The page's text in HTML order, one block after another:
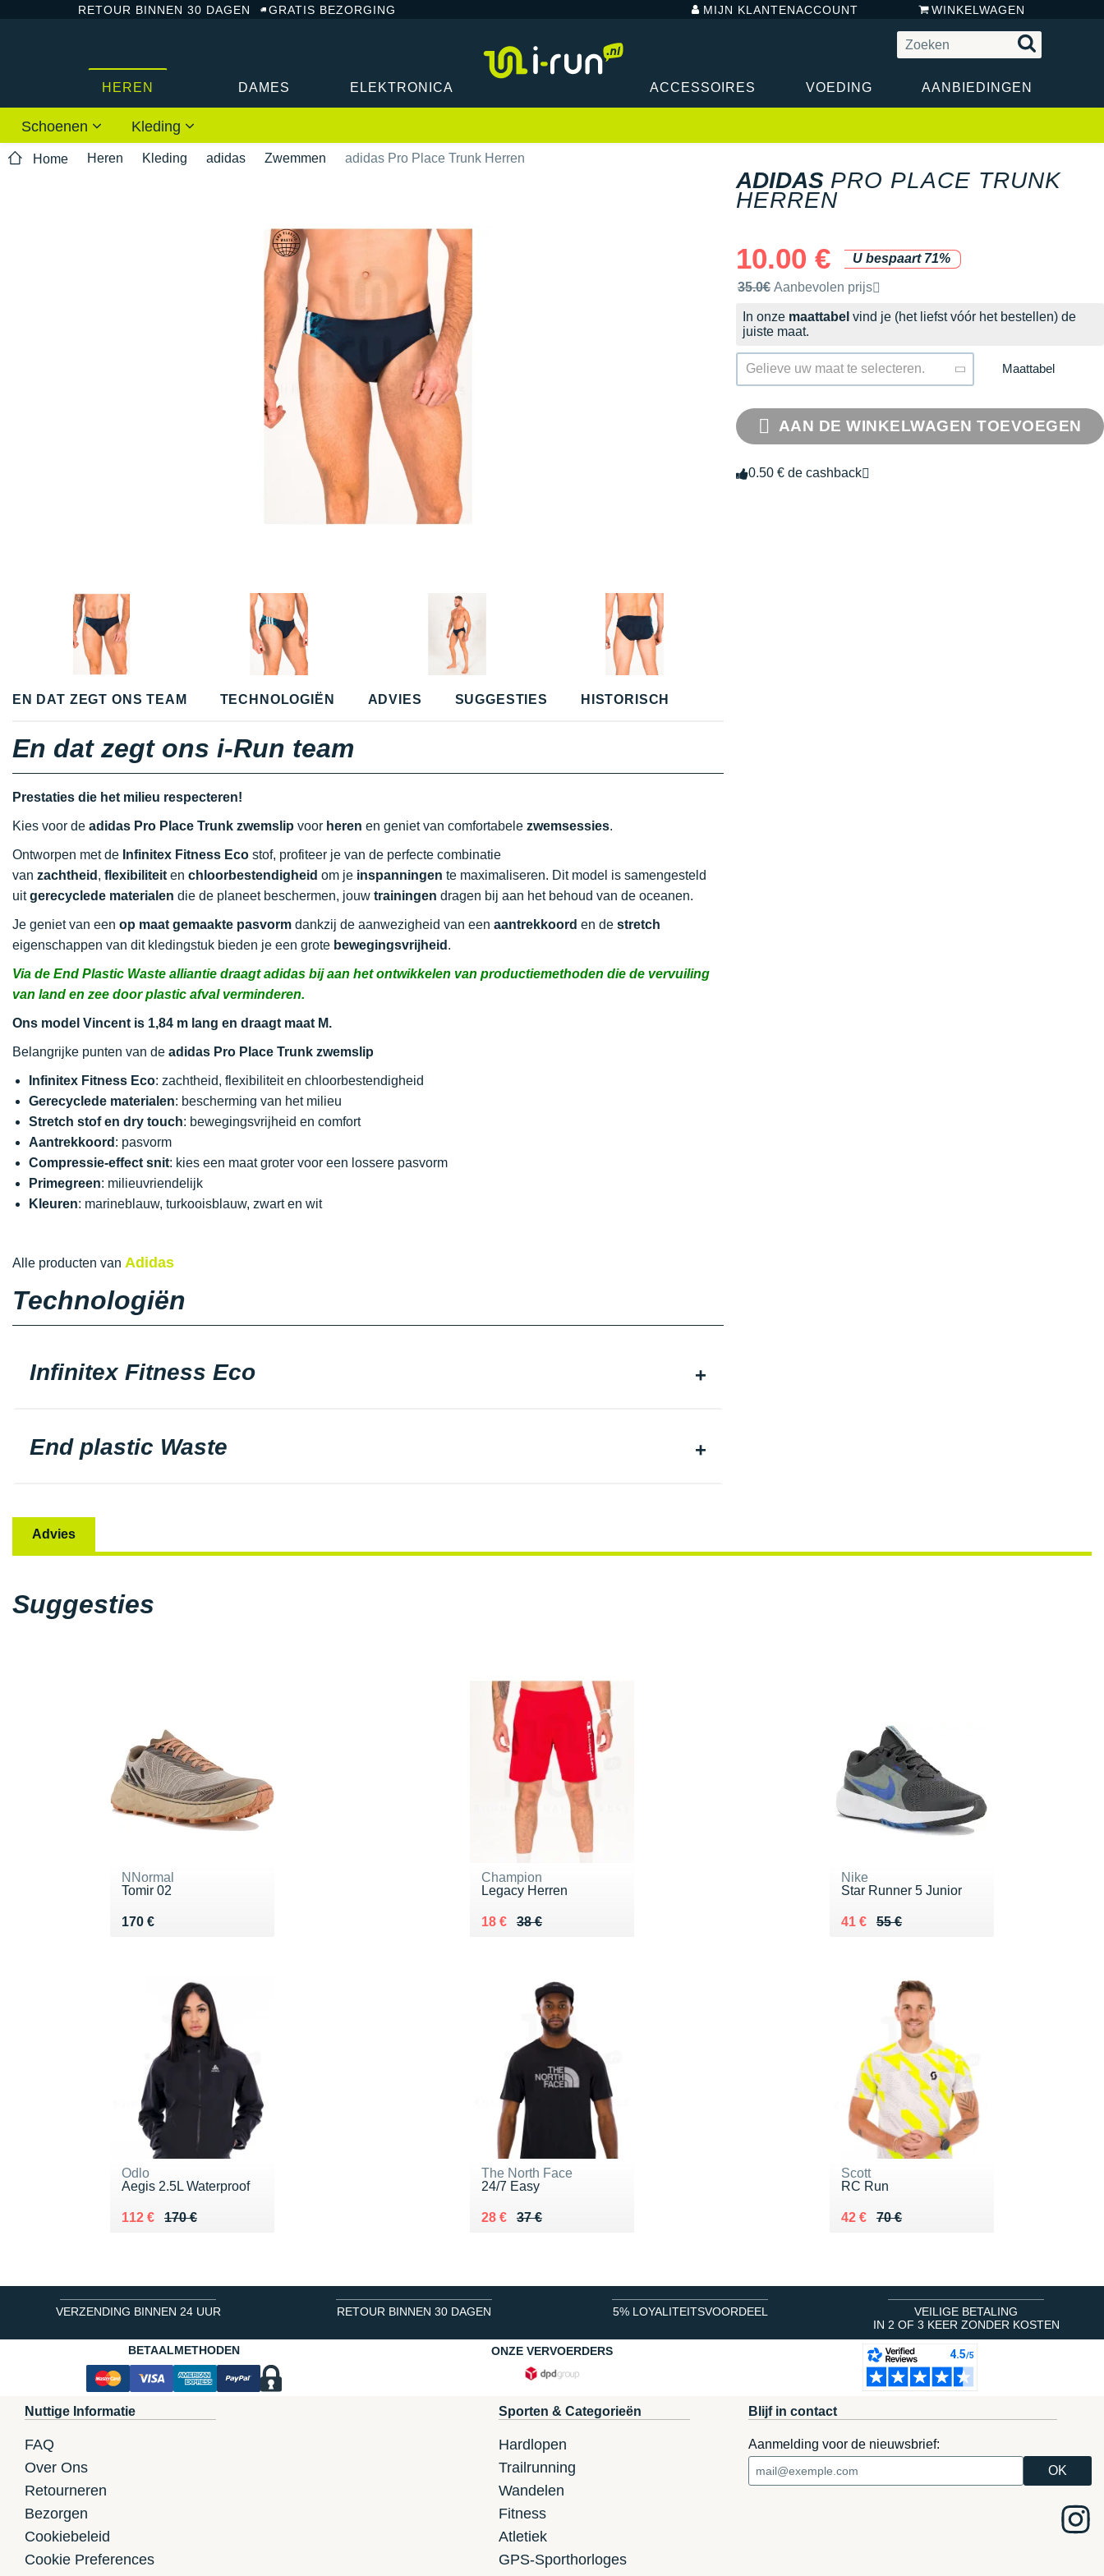
RETOUR BINNEN 30 DAGEN GRATIS BEZORGING MIJN KLANTENACCOUNT WINKELWAGEN
HEREN DAMES ELEKTRONICA ACCESSOIRES VOEDING AANBIEDINGEN
Schoenen Kleding
Home Heren Kleding adidas Zwemmen adidas Pro Place Trunk Herren
ADIDAS PRO PLACE TRUNK
HERREN
10.00 €
U bespaart 71%
Door het merk aanbevolen verkoopprijs
35.0€ Aanbevolen prijs
In onze maattabel vind je (het liefst vóór het bestellen) de
juiste maat.
Gelieve uw maat te selecteren. Maattabel
AAN DE WINKELWAGEN TOEVOEGEN
0.50 € de cashback
EN DAT ZEGT ONS TEAM TECHNOLOGIËN ADVIES SUGGESTIES HISTORISCH
En dat zegt ons i-Run team
Prestaties die het milieu respecteren!
Kies voor de adidas Pro Place Trunk zwemslip voor heren en geniet van comfortabele zwemsessies.
Ontworpen met de Infinitex Fitness Eco stof, profiteer je van de perfecte combinatie
van zachtheid , flexibiliteit en chloorbestendigheid om je inspanningen te maximaliseren. Dit model is samengesteld
uitgerecyclede materialen die de planeet beschermen, jouw trainingen dragen bij aan het behoud van de oceanen.
Je geniet van een op maat gemaakte pasvorm dankzij de aanwezigheid van een aantrekkoord en de stretch
eigenschappen van dit kledingstuk bieden je een grote bewegingsvrijheid .
Via de End Plastic Waste alliantie draagt adidas bij aan het ontwikkelen van productiemethoden die de vervuiling
van land en zee door plastic afval verminderen.
Ons model Vincent is 1,84 m lang en draagt maat M.
Belangrijke punten van de adidas Pro Place Trunk zwemslip
Infinitex Fitness Eco: zachtheid, flexibiliteit en chloorbestendigheid
Gerecyclede materialen: bescherming van het milieu
Stretch stof en dry touch: bewegingsvrijheid en comfort
Aantrekkoord : pasvorm
Compressie-effect snit: kies een maat groter voor een lossere pasvorm
Primegreen: milieuvriendelijk
Kleuren: marineblauw, turkooisblauw, zwart en wit
Alle producten van Adidas
Technologiën
Infinitex Fitness Eco
End plastic Waste
Advies
Suggesties
NNormal
Tomir 02
170 €
Vendu 170 €
Champion
Legacy Herren
38 €
Au lieu de 38 €
18 €
Vendu 18 €
Nike
Star Runner 5 Junior
55 €
Au lieu de 55 €
41 €
Vendu 41 €
Odlo
Aegis 2.5L Waterproof
170 €
Au lieu de 170 €
112 €
Vendu 112 €
The North Face
24/7 Easy
37 €
Au lieu de 37 €
28 €
Vendu 28 €
Scott
RC Run
70 €
Au lieu de 70 €
42 €
Vendu 42 €
VERZENDING BINNEN 24 UUR RETOUR BINNEN 30 DAGEN 5% LOYALITEITSVOORDEEL
VEILIGE BETALING
IN 2 OF 3 KEER ZONDER KOSTEN
BETAALMETHODEN
ONZE VERVOERDERS
Nuttige Informatie
FAQ
Over Ons
Retourneren
Bezorgen
Cookiebeleid
Cookie Preferences
Sporten & Categorieën
Hardlopen
Trailrunning
Wandelen
Fitness
Atletiek
GPS-Sporthorloges
Blijf in contact
Aanmelding voor de nieuwsbrief: